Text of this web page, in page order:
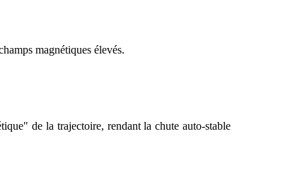
magnétiques élevés.
de la trajectoire, rendant la chute auto-stable